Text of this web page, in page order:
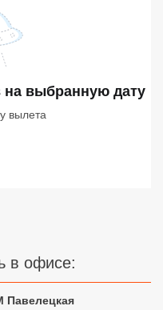
на выбранную дату
вылета
в офисе:
Павелецкая